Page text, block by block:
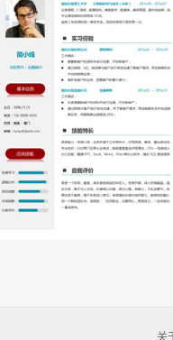
关